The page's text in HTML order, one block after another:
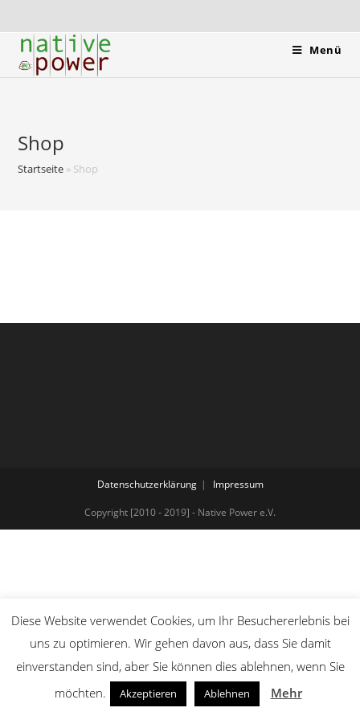
Menü
Shop
Startseite » Shop
Datenschutzerklärung Impressum
Copyright [2010 - 2019] - Native Power e.V.
Diese Website verwendet Cookies, um Ihr Besuchererlebnis bei
uns zu optimieren. Wir gehen davon aus, dass Sie damit
einverstanden sind, aber Sie können dies ablehnen, wenn Sie
möchten.
Akzeptieren Ablehnen Mehr